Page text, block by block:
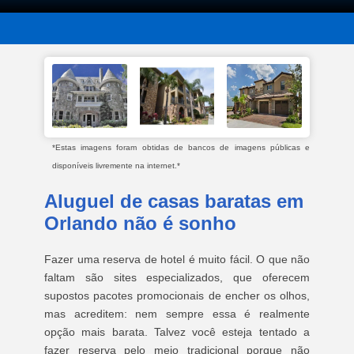
*Estas imagens foram obtidas de bancos de imagens públicas e
disponíveis livremente na internet.*
Aluguel de casas baratas em
Orlando não é sonho
Fazer uma reserva de hotel é muito fácil. O que não
faltam são sites especializados, que oferecem
supostos pacotes promocionais de encher os olhos,
mas acreditem: nem sempre essa é realmente
opção mais barata. Talvez você esteja tentado a
fazer reserva pelo meio tradicional porque não